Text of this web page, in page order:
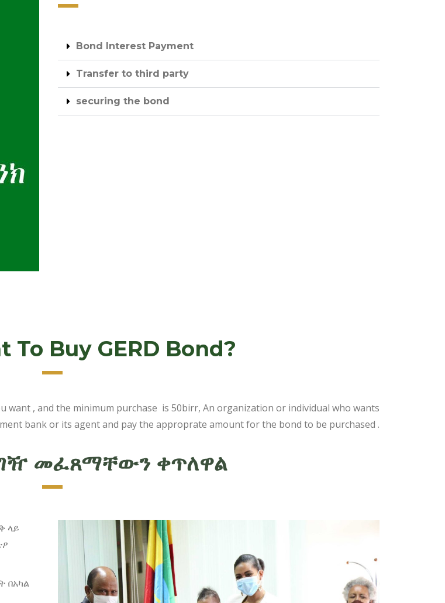
Bond Interest Payment
Transfer to third party
securing the bond
To Buy GERD Bond?
want , and the minimum purchase is 50birr, An organization or individual who wants
bank or its agent and pay the approprate amount for the bond to be purchased .
ግዥ መፈጸማቸውን ቀጥለዋል
ላይ
በአካል